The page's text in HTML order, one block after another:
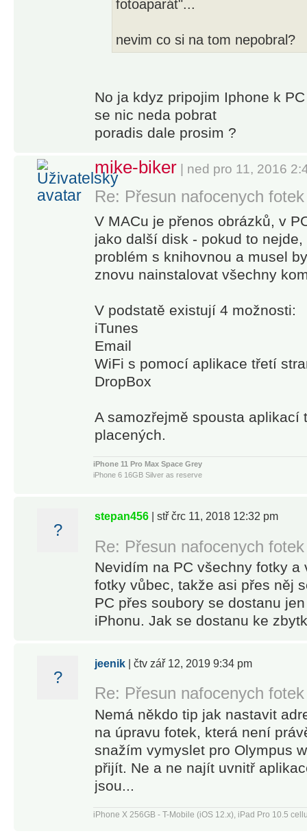
fotoaparát"...
nevim co si na tom nepobral?
No ja kdyz pripojim Iphone k
se nic neda pobrat
poradis dale prosim ?
mike-biker | ned pro 11, 2016
Re: Přesun nafocenych
V MACu je přenos obrázků, v
jako další disk - pokud to
problém s knihovnou a musel
znovu nainstalovat všechny
V podstatě existují 4 možnosti:
iTunes
Email
WiFi s pomocí aplikace třetí
DropBox
A samozřejmě spousta aplikací
placených.
iPhone 11 Pro Max Space Grey
iPhone 6 16GB Silver as reserve
?
stepan456 | stř črc 11, 2018 12:32 pm
Re: Přesun nafocenych
Nevidím na PC všechny fotky
fotky vůbec, takže asi přes něj
PC přes soubory se dostanu
iPhonu. Jak se dostanu ke
?
jeenik | čtv zář 12, 2019 9:34 pm
Re: Přesun nafocenych
Nemá někdo tip jak nastavit
na úpravu fotek, která není
snažím vymyslet pro Olympus
přijít. Ne a ne najít uvnitř
jsou...
iPhone X 256GB - T-Mobile (iOS 12.x), iPad Pro 10.5